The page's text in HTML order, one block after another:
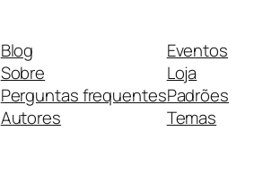
Blog
Sobre
Perguntas frequentes
Autores
Eventos
Loja
Padrões
Temas